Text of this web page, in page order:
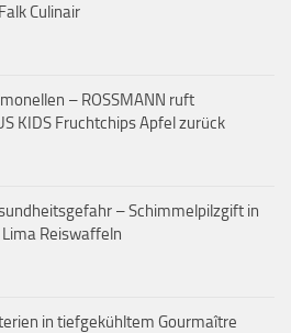
Culinair
– ROSSMANN ruft
KIDS Fruchtchips Apfel zurück
– Schimmelpilzgift in
Reiswaffeln
in tiefgekühltem Gourmaître